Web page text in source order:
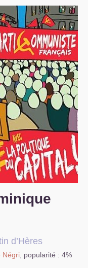
d’Hères
Négri popularité : 4%